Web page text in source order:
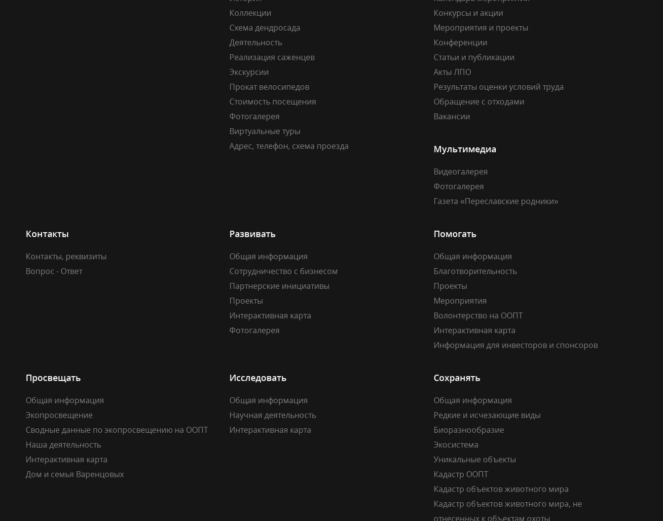
Коллекции
Схема дендросада
Деятельность
Реализация саженцев
Экскурсии
Прокат велосипедов
Стоимость посещения
Фотогалерея
Виртуальные туры
Адрес, телефон, схема проезда
Конкурсы и акции
Мероприятия и проекты
Конференции
Статьи и публикации
Акты ЛПО
Результаты оценки условий труда
Обращение с отходами
Вакансии
Мультимедиа
Видеогалерея
Фотогалерея
Газета «Переславские родники»
Контакты
Контакты, реквизиты
Вопрос - Ответ
Развивать
Общая информация
Сотрудничество с бизнесом
Партнерские инициативы
Проекты
Интерактивная карта
Фотогалерея
Помогать
Общая информация
Благотворительность
Проекты
Мероприятия
Волонтерство на ООПТ
Интерактивная карта
Информация для инвесторов и спонсоров
Просвещать
Общая информация
Экопросвещение
Сводные данные по экопросвещению на ООПТ
Наша деятельность
Интерактивная карта
Дом и семья Варенцовых
Исследовать
Общая информация
Научная деятельность
Интерактивная карта
Сохранять
Общая информация
Редкие и исчезающие виды
Биоразнообразие
Экосистема
Уникальные объекты
Кадастр ООПТ
Кадастр объектов животного мира
Кадастр объектов животного мира, не
отнесенных к объектам охоты